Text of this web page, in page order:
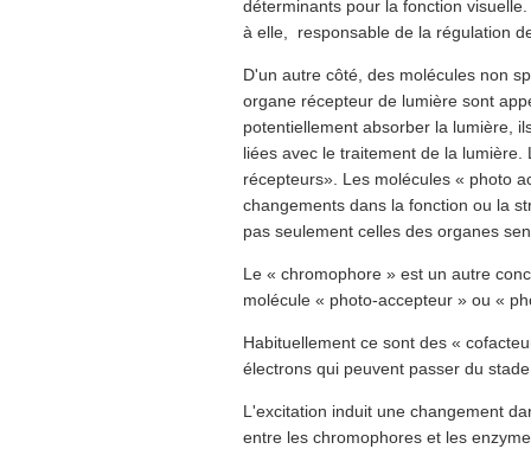
déterminants pour la fonction
à elle, responsable de la régulation
D'un autre côté, des molécules non
organe récepteur de lumière sont
potentiellement absorber la lumière,
liées avec le traitement de la
récepteurs». Les molécules « photo
changements dans la fonction ou la
pas seulement celles des organes
Le « chromophore » est un autre
molécule « photo-accepteur » ou «
Habituellement ce sont des «
électrons qui peuvent passer du
L'excitation induit une changement
entre les chromophores et les